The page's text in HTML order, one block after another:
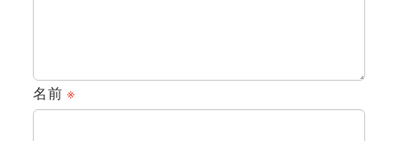
名前※